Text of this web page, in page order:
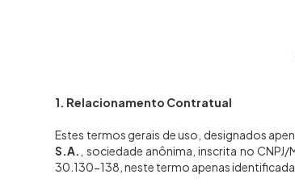
1. Relacionamento Contratual
Estes termos gerais de uso, designados
S.A. , sociedade anônima, inscrita no
30.130-138, neste termo apenas identificada